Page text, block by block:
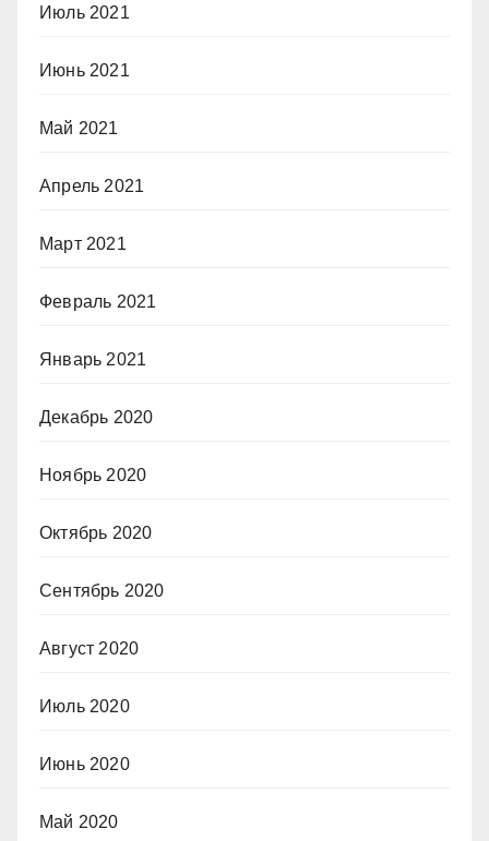
Июль 2021
Июнь 2021
Май 2021
Апрель 2021
Март 2021
Февраль 2021
Январь 2021
Декабрь 2020
Ноябрь 2020
Октябрь 2020
Сентябрь 2020
Август 2020
Июль 2020
Июнь 2020
Май 2020